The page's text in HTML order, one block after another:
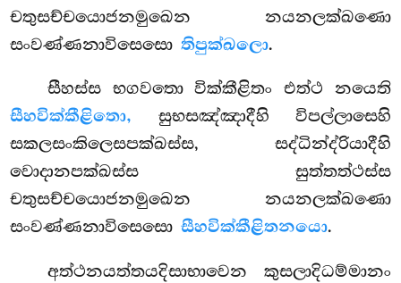
චතුසච්චයොජනමුඛෙන නයනලක්ඛණො
සංවණ්ණනාවිසෙසොතිපුක්ඛලො.
සීහස්ස භගවතො වික්කීළිතං එත්ථ නයෙති
සීහවික්කීළිතො, සුභසඤ්ඤාදීහි විපල්ලාසෙහි
සකලසංකිලෙසපක්ඛස්ස, සද්ධින්ද්රියාදීහි
වොදානපක්ඛස්ස සුත්තත්ථස්ස
චතුසච්චයොජනමුඛෙන නයනලක්ඛණො
සංවණ්ණනාවිසෙසොසීහවික්කීළිතනයො.
අත්ථනයත්තයදිසාභාවෙන කුසලාදිධම්මානං